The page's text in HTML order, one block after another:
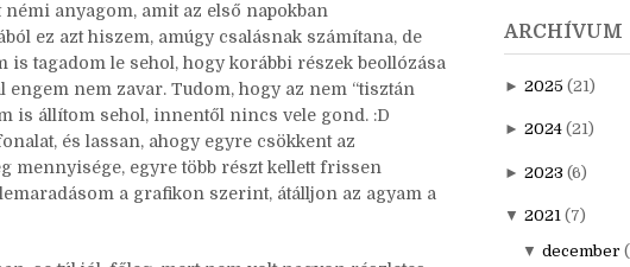
nanóról, de még regényírásról se (mármint így
a gondolgaimban egy halom írástechnika), meg
próbálkozást valamivel korábban, ami jól is jött
anyagom, amit az első napokban
ez azt hiszem, amúgy csalásnak számítana, de
tagadom le sehol, hogy korábbi részek beollózása
nem zavar. Tudom, hogy az nem “tisztán
is állítom sehol, innentől nincs vele gond. :D
és lassan, ahogy egyre csökkent az
tag/kihívás
tag (29)
► 2025 (21)
► 2024 (21)
2023 (6)